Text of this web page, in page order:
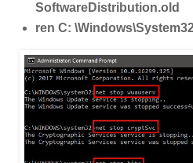
SoftwareDistribution.old
ren C: